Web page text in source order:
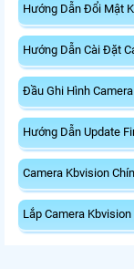
Hướng Dẫn Đổi Mật
Hướng Dẫn Cài Đặt
Đầu Ghi Hình
Hướng Dẫn Update
Camera Kbvision
Lắp Camera Kbvision